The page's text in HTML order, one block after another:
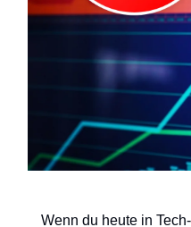
Wenn du heute in